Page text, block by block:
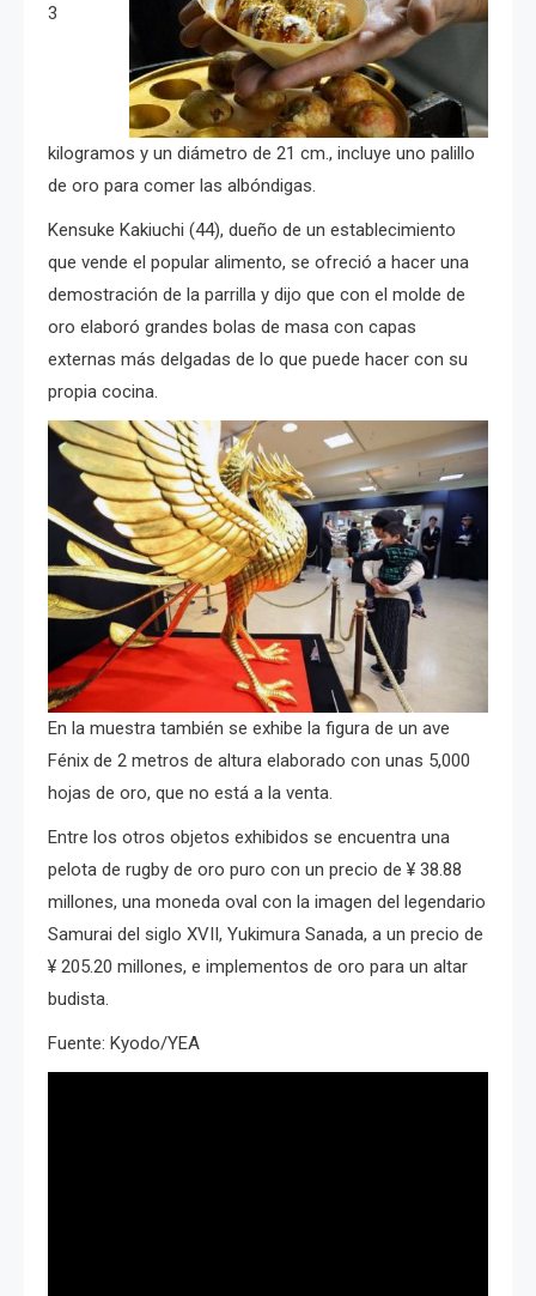
3
kilogramos y un diámetro de 21 cm., incluye uno palillo
de oro para comer las albóndigas.
Kensuke Kakiuchi (44), dueño de un establecimiento
que vende el popular alimento, se ofreció a hacer una
demostración de la parrilla y dijo que con el molde de
oro elaboró grandes bolas de masa con capas
externas más delgadas de lo que puede hacer con su
propia cocina.
En la muestra también se exhibe la figura de un ave
Fénix de 2 metros de altura elaborado con unas 5,000
hojas de oro, que no está a la venta.
Entre los otros objetos exhibidos se encuentra una
pelota de rugby de oro puro con un precio de ¥ 38.88
millones, una moneda oval con la imagen del legendario
Samurai del siglo XVII, Yukimura Sanada, a un precio de
¥ 205.20 millones, e implementos de oro para un altar
budista.
Fuente: Kyodo/YEA